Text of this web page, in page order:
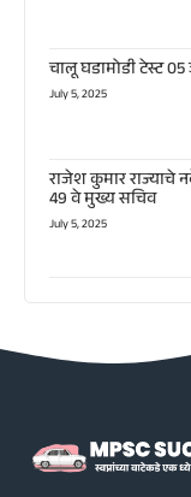
चालू घडामोडी टेस्ट
July 5, 2025
राजेश कुमार राज्याचे
49 वे मुख्य सचिव
July 5, 2025